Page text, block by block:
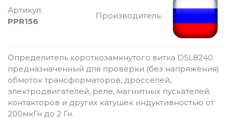
Артикул:
PPR156
Производитель:
Определитель короткозамкнутого витка DSL8240
предназначенный для проверки (без напряжения)
обмоток трансформаторов, дросселей,
электродвигателей, реле, магнитных пускателей,
контакторов и других катушек индуктивностью от
200мкГн до 2 Гн.